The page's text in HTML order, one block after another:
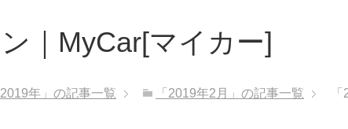
｜MyCar[マイカー]
2019年」の記事一覧 「2019年2月」の記事一覧